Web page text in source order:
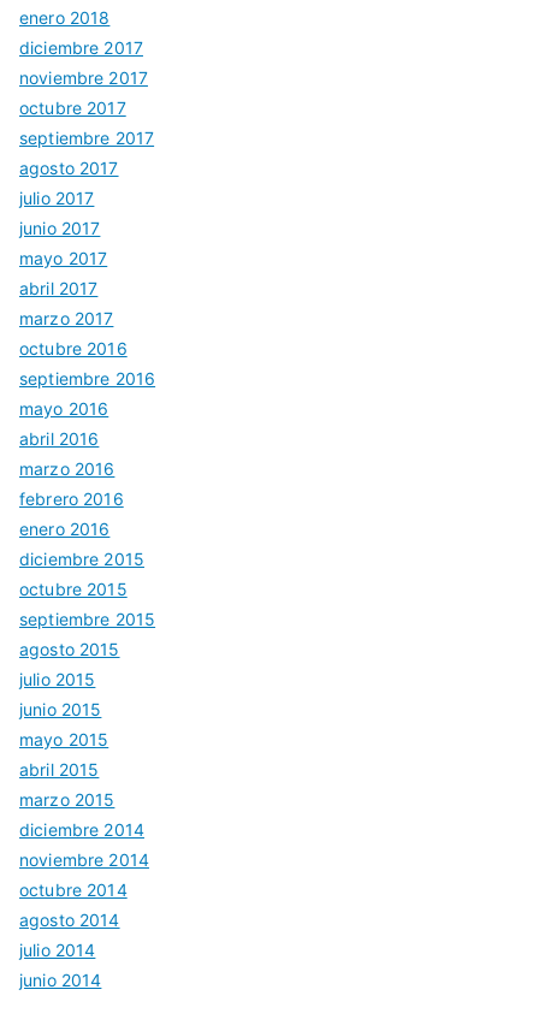
enero 2018
diciembre 2017
noviembre 2017
octubre 2017
septiembre 2017
agosto 2017
julio 2017
junio 2017
mayo 2017
abril 2017
marzo 2017
octubre 2016
septiembre 2016
mayo 2016
abril 2016
marzo 2016
febrero 2016
enero 2016
diciembre 2015
octubre 2015
septiembre 2015
agosto 2015
julio 2015
junio 2015
mayo 2015
abril 2015
marzo 2015
diciembre 2014
noviembre 2014
octubre 2014
agosto 2014
julio 2014
junio 2014